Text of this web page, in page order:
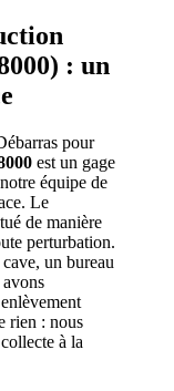
: un
pour
est un gage
équipe de
Le
de manière
perturbation.
un bureau
rien : nous
à la